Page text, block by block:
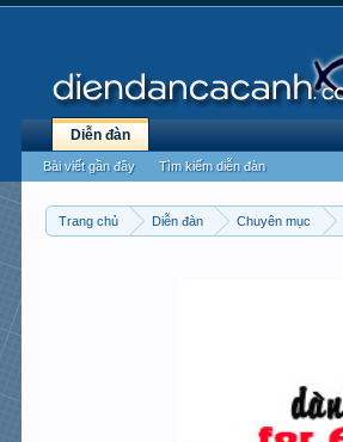
Trang chủ Diễn đàn Chuyên mục
Diễn đàn
Bài viết gần đây Tìm kiếm diễn đàn